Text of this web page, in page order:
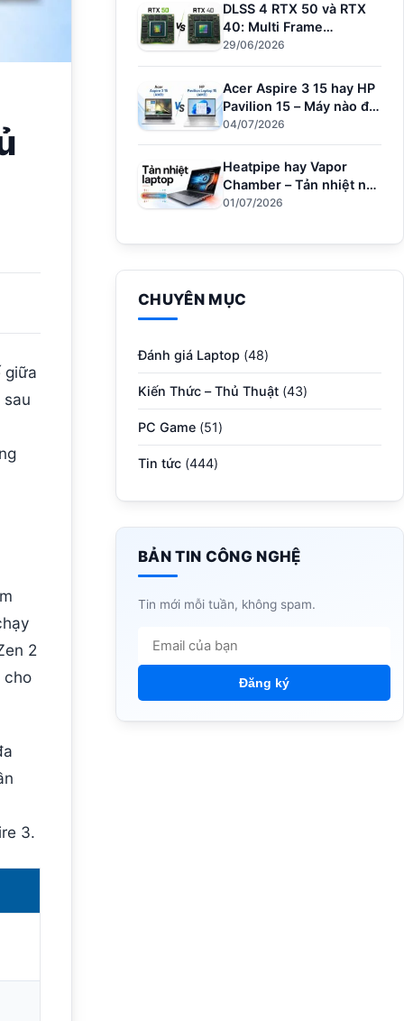
giữa
2
cho
3.
DLSS 4 RTX 50 và RTX
40: Multi Frame
Generation làm được gì?
29/06/2026
Acer Aspire 3 15 hay HP
Pavilion 15 – Máy nào đủ
sức cho người dùng văn
phòng?
04/07/2026
Heatpipe hay Vapor
Chamber – Tản nhiệt nào
giữ hiệu năng khi
01/07/2026
CHUYÊN MỤC
Đánh giá Laptop (48)
Kiến Thức – Thủ Thuật (43)
PC Game (51)
Tin tức (444)
BẢN TIN CÔNG NGHỆ
Tin mới mỗi tuần, không spam.
Đăng ký